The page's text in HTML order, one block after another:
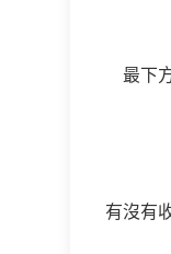
最下
有沒有